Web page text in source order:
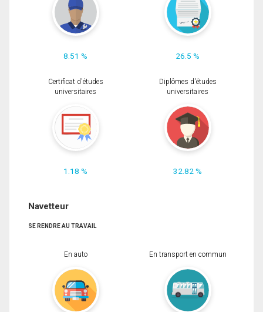
8.51 % 26.5 %
Certificat d'études
universitaires
1.18 %
Diplômes d'études
universitaires
32.82 %
Navetteur
SE RENDRE AU TRAVAIL
En auto En transport en commun